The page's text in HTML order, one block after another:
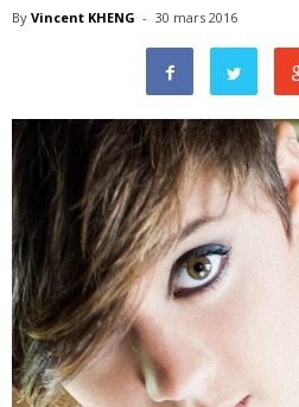
By Vincent KHENG - 30 mars 2016